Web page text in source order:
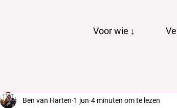
Voor wie ↓
Ben van Harten 1 jun 4 minuten om te lezen